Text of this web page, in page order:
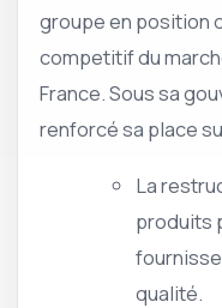
groupe en position
competitif du
France. Sous sa
renforcé sa place
La
produits
qualité.